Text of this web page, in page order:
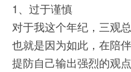
1、过于谨慎
对于我这个年纪，三观
也就是因为如此，在陪
提防自己输出强烈的观